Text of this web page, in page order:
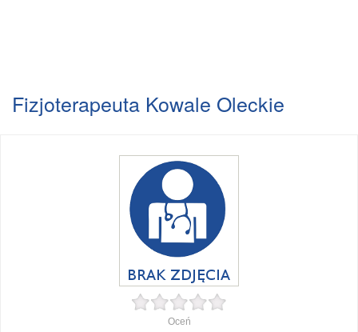
Fizjoterapeuta Kowale Oleckie
Oceń